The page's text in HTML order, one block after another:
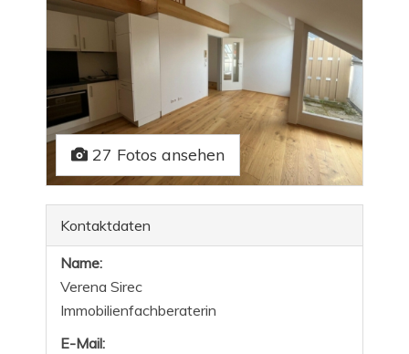
27 Fotos ansehen
Kontaktdaten
Name:
Verena Sirec
Immobilienfachberaterin
E-Mail: